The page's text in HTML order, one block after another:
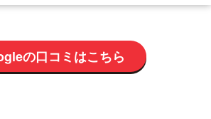
の口コミはこちら